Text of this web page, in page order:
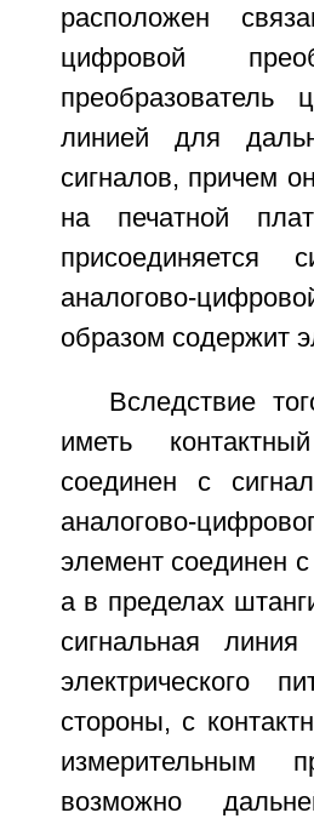
расположен
цифровой
преобразователь
линией для
сигналов, причем
на печатной
аналогово-
образом содержит
Вследствие
иметь
соединен с
аналогово-
элемент соединен
а в пределах
сигнальная
электрического
стороны, с
измерительным
возможно